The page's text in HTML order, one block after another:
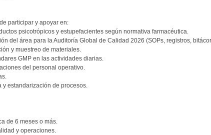
participar y apoyar en:
psicotrópicos y estupefacientes según normativa farmacéutica.
del área para la Auditoría Global de Calidad 2026 (SOPs, registros,
y muestreo de materiales.
GMP en las actividades diarias.
del personal operativo.
y estandarización de procesos.
de 6 meses o más.
y operaciones.